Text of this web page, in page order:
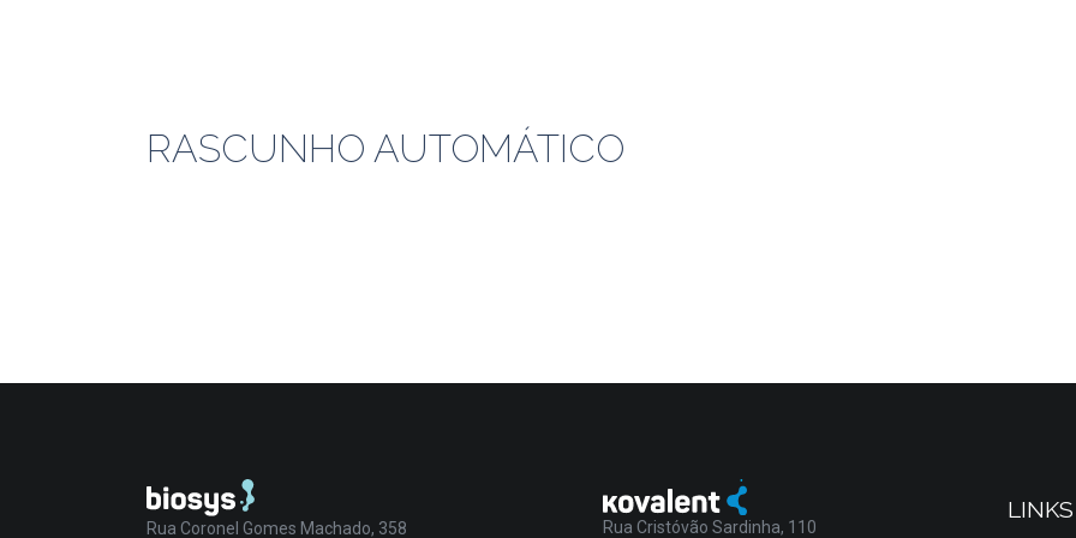
RASCUNHO AUTOMÁTICO
Rua Coronel Gomes Machado, 358 Rua Cristóvão Sardinha, 110